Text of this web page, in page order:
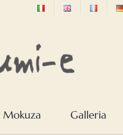
Mokuza Galleria